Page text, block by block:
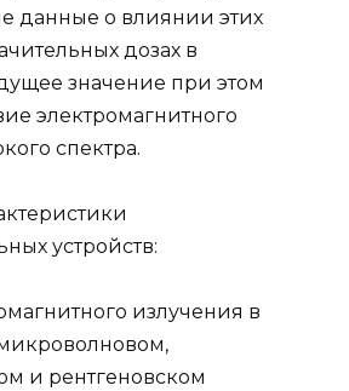
данные о влиянии этих
дозах в
значение при этом
электромагнитного
спектра.
устройств:
излучения в
и рентгеновском